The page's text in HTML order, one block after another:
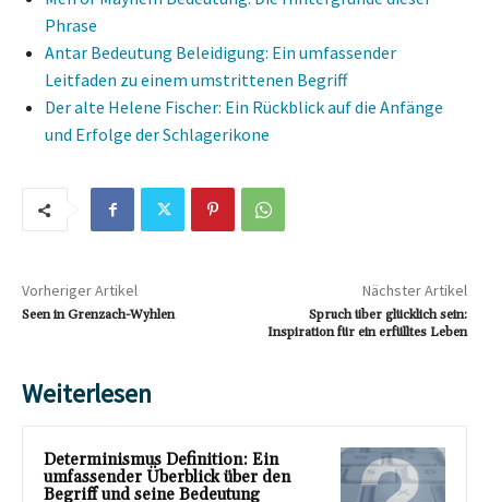
Phrase
Antar Bedeutung Beleidigung: Ein umfassender
Leitfaden zu einem umstrittenen Begriff
Der alte Helene Fischer: Ein Rückblick auf die Anfänge
und Erfolge der Schlagerikone
Vorheriger Artikel
Seen in Grenzach-Wyhlen
Nächster Artikel
Spruch über glücklich sein:
Inspiration für ein erfülltes Leben
Weiterlesen
Determinismus Definition: Ein
umfassender Überblick über den
Begriff und seine Bedeutung